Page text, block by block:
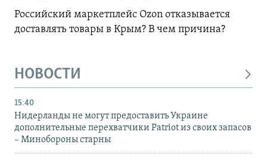
Российский маркетплейс Ozon отказывается
доставлять товары в Крым? В чем причина?
НОВОСТИ
15:40
Нидерланды не могут предоставить Украине
дополнительные перехватчики Patriot из своих запасов
– Минобороны старны